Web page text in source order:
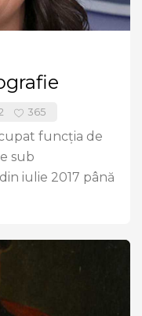
365
funcția de
sub
iulie 2017 până